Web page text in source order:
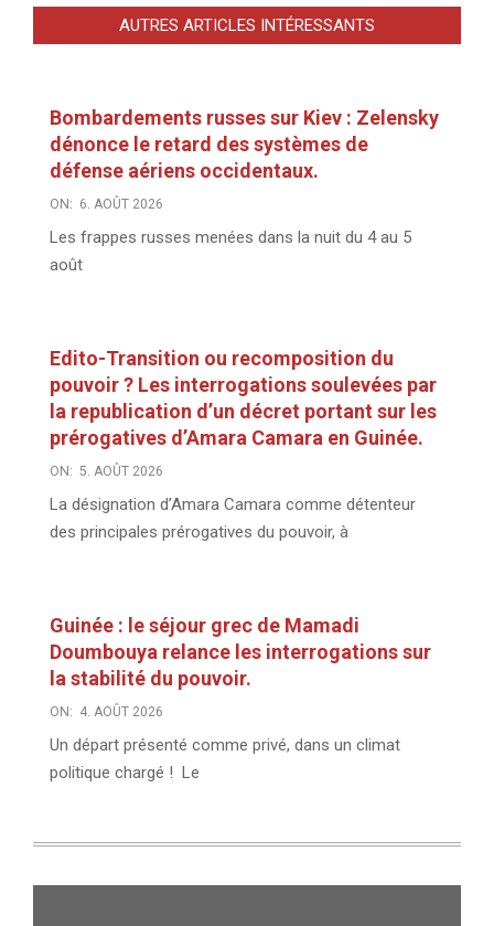
AUTRES ARTICLES INTÉRESSANTS
Bombardements russes sur Kiev : Zelensky
dénonce le retard des systèmes de
défense aériens occidentaux.
ON: 6. AOÛT 2026
Les frappes russes menées dans la nuit du 4 au 5
août
Edito-Transition ou recomposition du
pouvoir ? Les interrogations soulevées par
la republication d’un décret portant sur les
prérogatives d’Amara Camara en Guinée.
ON: 5. AOÛT 2026
La désignation d’Amara Camara comme détenteur
des principales prérogatives du pouvoir, à
Guinée : le séjour grec de Mamadi
Doumbouya relance les interrogations sur
la stabilité du pouvoir.
ON: 4. AOÛT 2026
Un départ présenté comme privé, dans un climat
politique chargé ! Le